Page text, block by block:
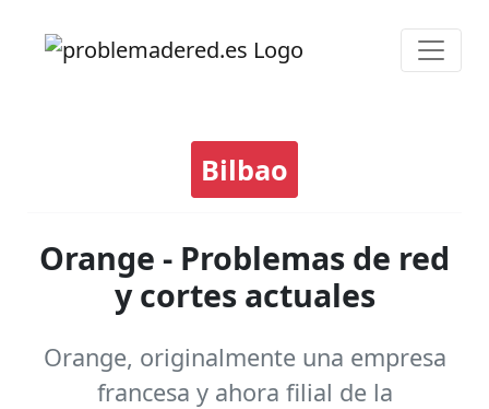
Bilbao
Orange - Problemas de red
y cortes actuales
Orange, originalmente una empresa
francesa y ahora filial de la